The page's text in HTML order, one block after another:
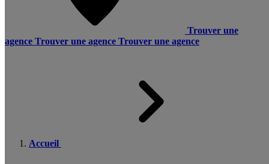
Trouver une
agence Trouver une agence Trouver une agence
Accueil